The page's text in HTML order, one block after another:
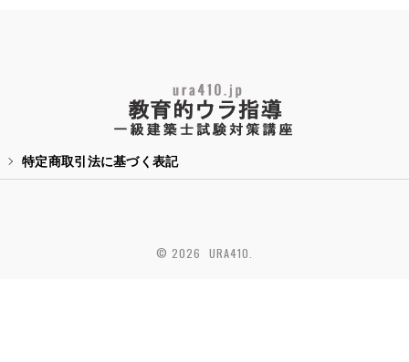
特定商取引法に基づく表記
© 2026 URA410.